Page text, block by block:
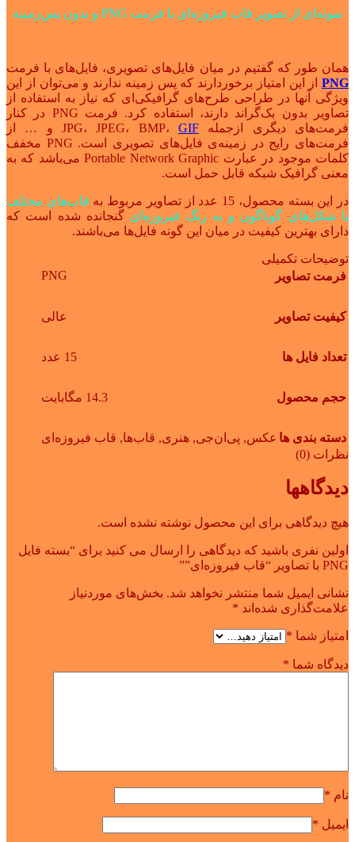
نمونه‌ای از تصویر قاب فیروزه‌ای با فرمت PNG و بدون پس‌زمینه
همان طور که گفتیم در میان فایل‌های تصویری، فایل‌های با فرمت
PNG از این امتیاز برخوردارند که پس زمینه ندارند و می‌توان از این
ویژگی‌ آنها در طراحی طرح‌های گرافیکی‌ای که نیاز به استفاده از
تصاویر بدون بک‌گراند دارند، استفاده کرد. فرمت PNG در کنار
فرمت‌های دیگری ازجمله JPG، JPEG، BMP، GIF
و … از
فرمت‌های رایج در زمینه‌ی فایل‌های تصویری است. PNG مخفف
کلمات موجود در عبارت Portable Network Graphic می‌باشد که به
معنی گرافیک شبکه قابل حمل است.
در این بسته محصول، 15 عدد از تصاویر مربوط به
قاب‌های مختلف
با شکل‌های گوناگون و به رنگ فیروزه‌ای گنجانده شده است که
دارای بهترین کیفیت در میان این گونه فایل‌ها می‌باشند.
توضیحات تکمیلی
فرمت تصاویر
PNG
کیفیت تصاویر عالی
تعداد فایل ها 15 عدد
حجم محصول 14.3 مگابایت
دسته بندی ها عکس, پی‌ان‌جی, هنری, قاب‌ها, قاب فیروزه‌ای
نظرات (0)
دیدگاهها
هیچ دیدگاهی برای این محصول نوشته نشده است.
اولین نفری باشید که دیدگاهی را ارسال می کنید برای “بسته فایل
PNG با تصاویر “قاب فیروزه‌ای””
نشانی ایمیل شما منتشر نخواهد شد. بخش‌های موردنیاز
علامت‌گذاری شده‌اند *
امتیاز شما *
دیدگاه شما *
نام *
ایمیل *